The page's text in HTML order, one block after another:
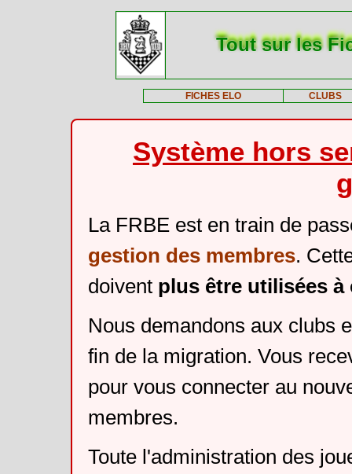
Tout sur les
FICHES ELO CLUBS
Système hors
La FRBE est en train de
gestion des membres.
doivent plus être utilisées
Nous demandons aux clubs
fin de la migration. Vous
pour vous connecter au
membres.
Toute l'administration des